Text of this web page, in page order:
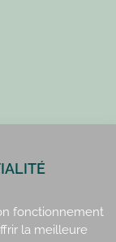
fonctionnement
la meilleure